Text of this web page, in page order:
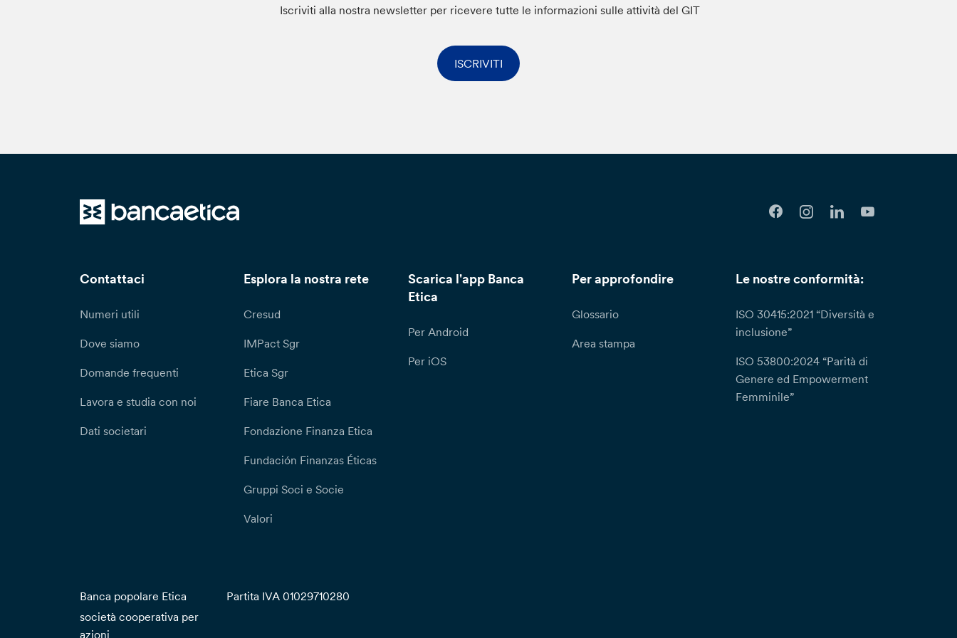
Iscriviti alla nostra newsletter per ricevere tutte le informazioni sulle attività del GIT
ISCRIVITI
Contattaci
Numeri utili
Dove siamo
Domande frequenti
Lavora e studia con noi
Dati societari
Esplora la nostra rete
Cresud
IMPact Sgr
Etica Sgr
Fiare Banca Etica
Fondazione Finanza Etica
Fundación Finanzas Éticas
Gruppi Soci e Socie
Valori
Scarica l'app Banca
Etica
Per Android
Per iOS
Per approfondire
Glossario
Area stampa
Le nostre conformità:
ISO 30415:2021 “Diversità e
inclusione”
ISO 53800:2024 “Parità di
Genere ed Empowerment
Femminile”
Banca popolare Etica
società cooperativa per
azioni
Partita IVA 01029710280